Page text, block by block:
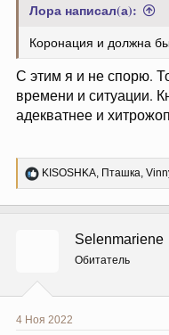
Лора написал(а):
Коронация и должна
С этим я и не спорю.
времени и ситуации.
адекватнее и
Р
е
KISOSHKA, Пташка,
Selenmariene
Обитатель
4 Ноя 2022